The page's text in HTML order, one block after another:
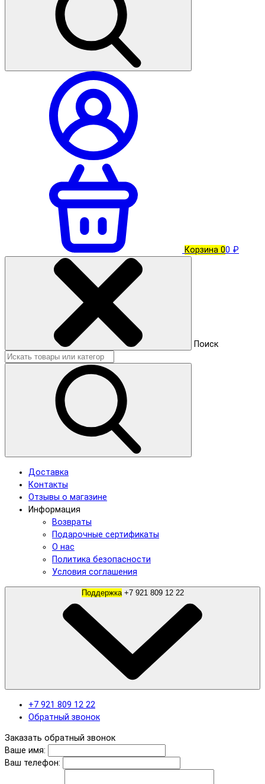
Корзина 00 ₽
Поиск
Доставка
Контакты
Отзывы о магазине
Информация
Возвраты
Подарочные сертификаты
О нас
Политика безопасности
Условия соглашения
Поддержка +7 921 809 12 22
+7 921 809 12 22
Обратный звонок
Заказать обратный звонок
Ваше имя:
Ваш телефон: